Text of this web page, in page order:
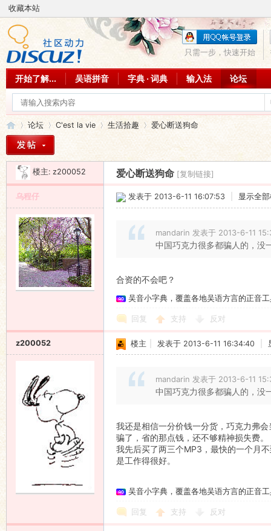
收藏本站
只需一步，快速开始
开始了解... 吴语拼音 字典 · 词典 输入法 论坛
论坛
›
C'est la vie 生活拾趣
›
爱心断送狗命
楼主: z200052 爱心断送狗命 [复制链接]
乌程仔 发表于 2013-6-11 16:07:53 显示全
mandarin 发表于 2013-6-11
中国巧克力很多都骗人的，没
合资的不会吧？
吴音小字典，覆盖各地吴语方言的正音
回复 支持 反对
z200052 楼主 发表于 2013-6-11 16:34:40
mandarin 发表于 2013-6-11
中国巧克力很多都骗人的，没
我还是相信一分价钱一分货，巧克力弗
骗了，省的那点钱，还不够精神损失费。
我先后买了两三个MP3，最快的一个月
是工作得很好。
吴音小字典，覆盖各地吴语方言的正音
回复 支持 反对